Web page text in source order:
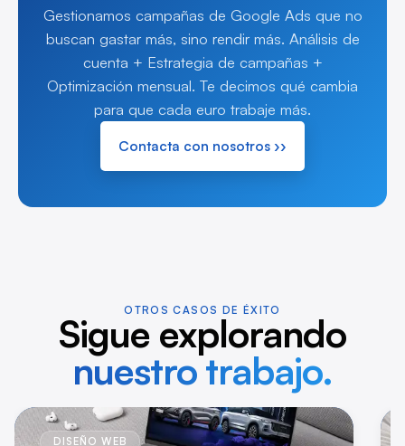
Gestionamos campañas de Google Ads que no
buscan gastar más, sino rendir más. Análisis de
cuenta + Estrategia de campañas +
Optimización mensual. Te decimos qué cambia
para que cada euro trabaje más.
Contacta con nosotros ››
OTROS CASOS DE ÉXITO
Sigue explorando
nuestro trabajo.
DISEÑO WEB